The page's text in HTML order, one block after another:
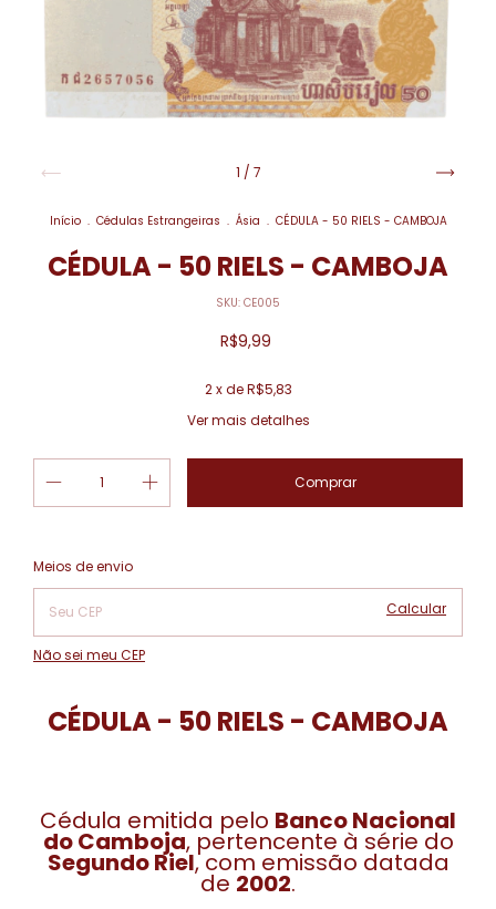
1 / 7
Início . Cédulas Estrangeiras . Ásia . CÉDULA - 50 RIELS - CAMBOJA
CÉDULA - 50 RIELS - CAMBOJA
SKU: CE005
R$9,99
2 x deR$5,83
Ver mais detalhes
Entregas para o CEP:
Meios de envio
Calcular
Não sei meu CEP
CÉDULA - 50 RIELS - CAMBOJA
Cédula emitida pelo Banco Nacional
do Camboja, pertencente à série do
Segundo Riel, com emissão datada
de 2002.